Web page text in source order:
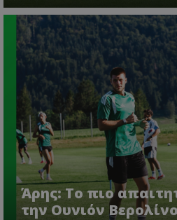
Άρης: Το πιο
την Ουνιόν